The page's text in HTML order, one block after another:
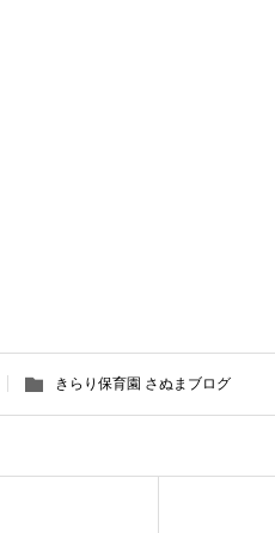
きらり保育園 さぬまブログ